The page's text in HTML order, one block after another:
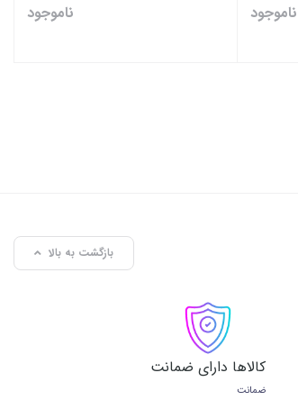
ناموجود ناموجود
بازگشت به بالا
کالاها دارای ضمانت
ضمانت